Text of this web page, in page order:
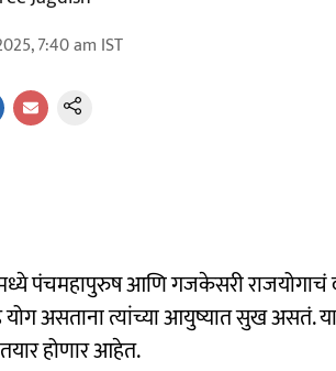
7:40 am IST
पंचमहापुरुष आणि गजकेसरी राजयोगाचं
असताना त्यांच्या आयुष्यात सुख असतं.
होणार आहेत.